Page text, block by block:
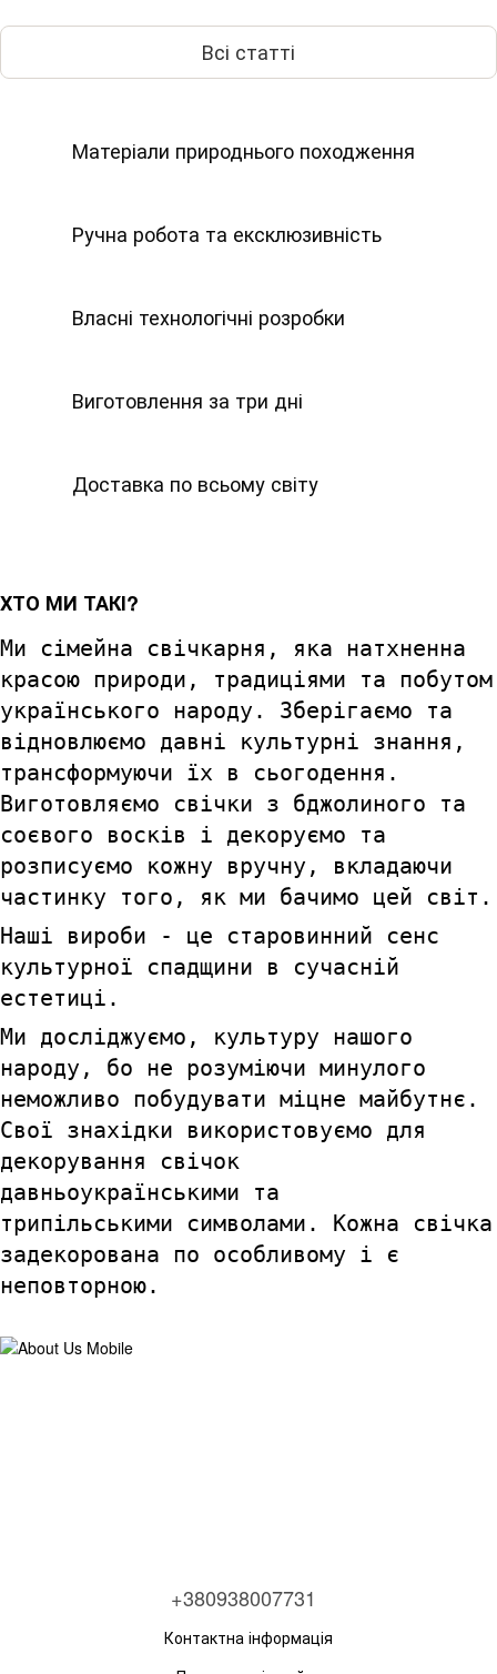
Всі статті
Матеріали природнього походження
Ручна робота та ексклюзивність
Власні технологічні розробки
Виготовлення за три дні
Доставка по всьому світу
ХТО МИ ТАКІ?
Ми сімейна свічкарня, яка натхненна
красою природи, традиціями та побутом
українського народу. Зберігаємо та
відновлюємо давні культурні знання,
трансформуючи їх в сьогодення.
Виготовляємо свічки з бджолиного та
соєвого восків і декоруємо та
розписуємо кожну вручну, вкладаючи
частинку того, як ми бачимо цей світ.
Наші вироби - це старовинний сенс
культурної спадщини в сучасній
естетиці.
Ми досліджуємо, культуру нашого
народу, бо не розуміючи минулого
неможливо побудувати міцне майбутнє.
Свої знахідки використовуємо для
декорування свічок
давньоукраїнськими та
трипільськими символами. Кожна свічка
задекорована по особливому і є
неповторною.
+380938007731
Контактна інформація